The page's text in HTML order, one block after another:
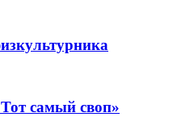
самый своп»